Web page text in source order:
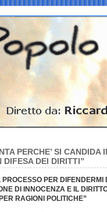
PERCHE’ SI CANDIDA
DIFESA DEI DIRITTI”
PROCESSO PER
DI INNOCENZA E IL
RAGIONI POLITICHE”